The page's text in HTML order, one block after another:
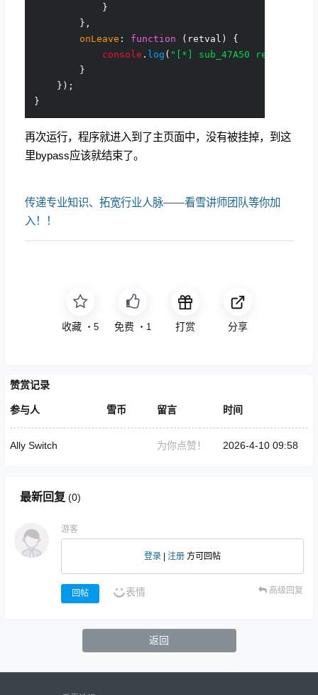
            }
        },
onLeave : function ( retval ) {
console . log( "[*] sub_47A50 returned: "
        }
    });
再次运行，程序就进入到了主页面中，没有被挂掉，到这
里bypass应该就结束了。
传递专业知识、拓宽行业人脉——看雪讲师团队等你加
入！！
收藏 ・ 5 免费 ・ 1 打赏 分享
赞赏记录
参与人 雪币 留言 时间
Ally Switch 为你点赞！ 2026-4-10 09:58
最新回复 (0)
游客
登录 | 注册 方可回帖
回帖 表情 高级回复
返回